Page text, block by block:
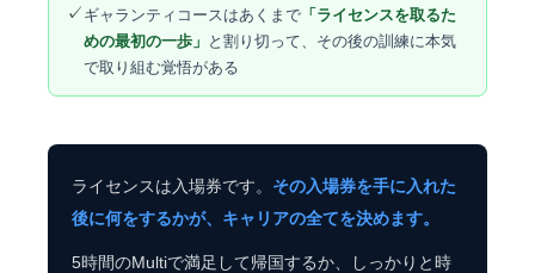
✓ ギャランティコースはあくまで 「ライセンスを取るた
めの最初の一歩」 と割り切って、その後の訓練に本気
で取り組む覚悟がある
ライセンスは入場券です。 その入場券を手に入れた
後に何をするかが、キャリアの全てを決めます。
5時間のMultiで満足して帰国するか、しっかりと時